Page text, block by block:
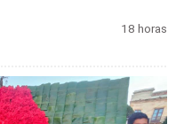
18 horas